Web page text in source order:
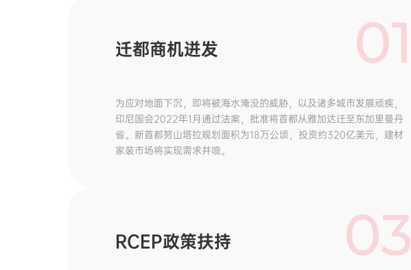
01
迁都商机迸发
为应对地面下沉，即将被海水淹没的威胁，以及诸多城市发展顽疾，
印尼国会2022年1月通过法案，批准将首都从雅加达迁至东加里曼丹
省。新首都努山塔拉规划面积为18万公顷，投资约320亿美元，建材
家装市场将实现需求井喷。
03
RCEP政策扶持